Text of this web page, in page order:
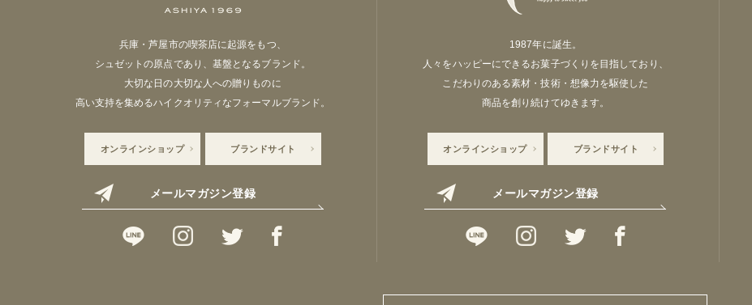
兵庫・芦屋市の喫茶店に起源をもつ、
シュゼットの原点であり、基盤となるブランド。
大切な日の大切な人への贈りものに
高い支持を集めるハイクオリティなフォーマルブランド。
オンラインショップ ブランドサイト
メールマガジン登録
1987年に誕生。
人々をハッピーにできるお菓子づくりを目指しており、
こだわりのある素材・技術・想像力を駆使した
商品を創り続けてゆきます。
オンラインショップ ブランドサイト
メールマガジン登録